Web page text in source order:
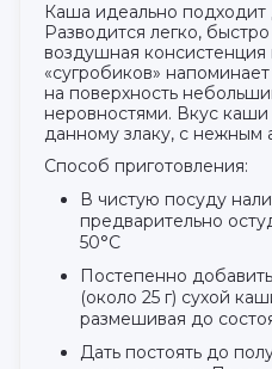
Каша идеально подходит
Разводится легко,
воздушная
«сугробиков»
на поверхность
неровностями. Вкус
данному злаку, с нежным
Способ приготовления:
В чистую посуду
предварительно
50°С
Постепенно
(около 25 г) сухой
размешивая до
Дать постоять до